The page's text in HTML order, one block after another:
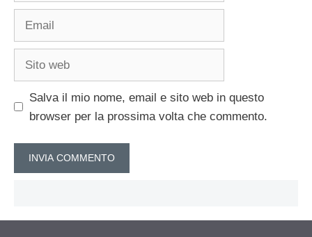
Email
Sito
Salva il mio nome, email e sito web in questo
browser per la prossima volta che commento.